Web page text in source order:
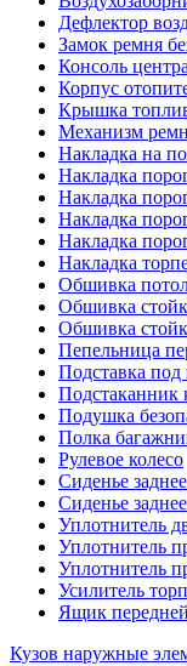
Дефлектор
Замок ремня
Консоль
Корпус
Крышка
Механизм
Накладка на
Накладка
Накладка
Накладка
Накладка
Накладка
Обшивка
Обшивка
Обшивка
Пепельница
Подставка под
Подушка
Полка
Рулевое колесо
Сиденье
Сиденье
Уплотнитель
Уплотнитель
Уплотнитель
Усилитель
Ящик
Кузов наружные